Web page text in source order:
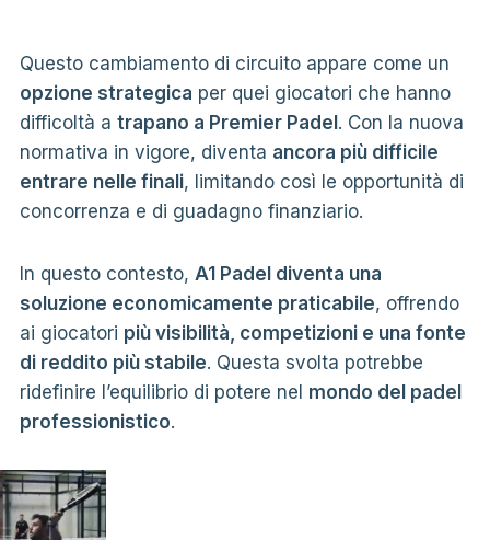
Questo cambiamento di circuito appare come un
opzione strategica per quei giocatori che hanno
difficoltà a trapano a Premier Padel. Con la nuova
normativa in vigore, diventa ancora più difficile
entrare nelle finali, limitando così le opportunità di
concorrenza e di guadagno finanziario.
In questo contesto, A1 Padel diventa una
soluzione economicamente praticabile, offrendo
ai giocatori più visibilità, competizioni e una fonte
di reddito più stabile. Questa svolta potrebbe
ridefinire l’equilibrio di potere nel mondo del padel
professionistico.